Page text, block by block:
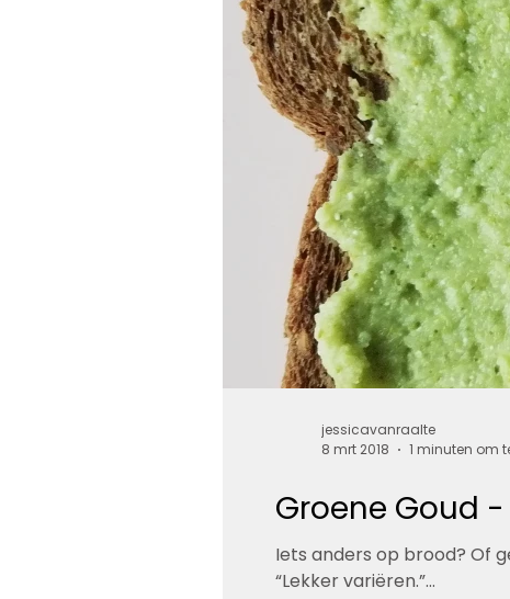
Groene Goud
Iets anders op brood? Of
“Lekker variëren.”...
jessicavanraalte
8 mrt 2018
1 minuten om